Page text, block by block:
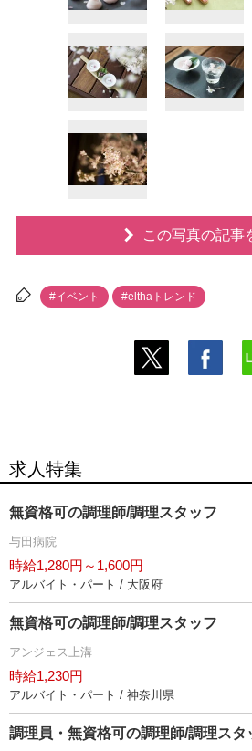
この写真の記事
#イベント #elthaトレンド
求人特集
無資格可の調理師/調理スタッフ
与田病院
時給1,280円～1,600円
アルバイト・パート / 大阪府
無資格可の調理師/調理スタッフ
アンジェス上溝
時給1,230円
アルバイト・パート / 神奈川県
調理員・無資格可の調理師/調理スタ